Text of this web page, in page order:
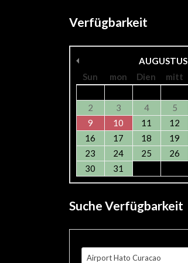
Verfügbarkeit
AUGUSTUS
Sun
mon Dien mitt
2
3 4 5
9
10 11 12
16
17 18 19
23
24 25 26
30
31
Suche Verfügbarkeit
Airport Hato Curacao